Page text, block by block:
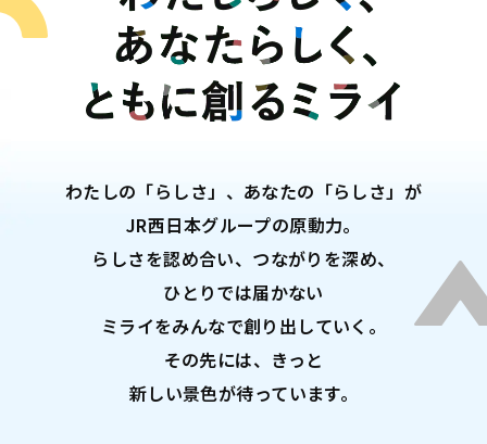
わたしの「らしさ」、あなたの「らしさ」が
JR西日本グループの原動力。
らしさを認め合い、つながりを深め、
ひとりでは届かない
ミライをみんなで創り出していく。
その先には、きっと
新しい景色が待っています。